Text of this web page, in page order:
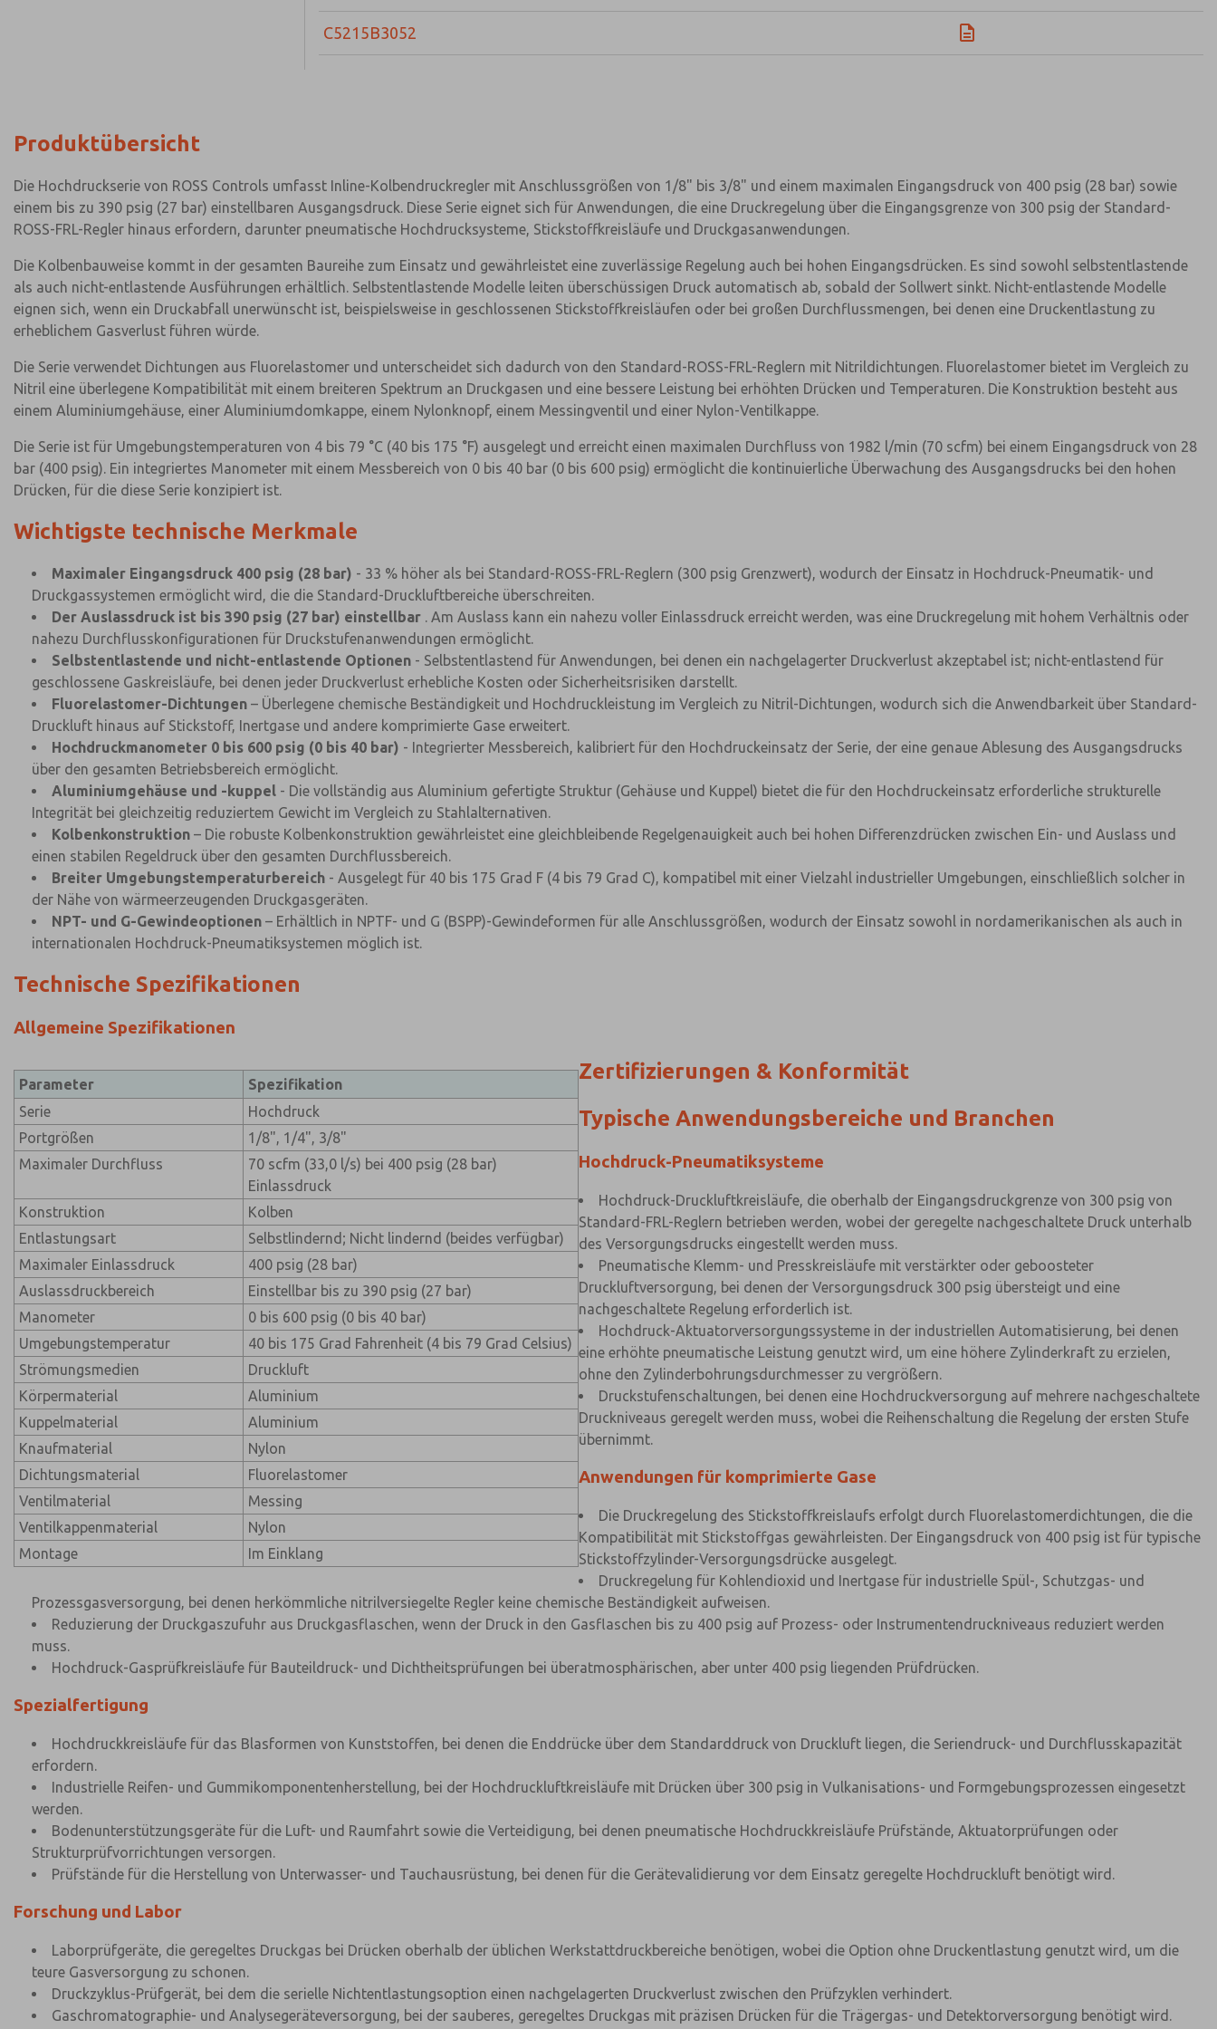
C5215B3052
Produktübersicht
Die Hochdruckserie von ROSS Controls umfasst Inline-Kolbendruckregler mit Anschlussgrößen von 1/8" bis 3/8" und einem maximalen Eingangsdruck von 400 psig (28 bar) sowie
einem bis zu 390 psig (27 bar) einstellbaren Ausgangsdruck. Diese Serie eignet sich für Anwendungen, die eine Druckregelung über die Eingangsgrenze von 300 psig der Standard-
ROSS-FRL-Regler hinaus erfordern, darunter pneumatische Hochdrucksysteme, Stickstoffkreisläufe und Druckgasanwendungen.
Die Kolbenbauweise kommt in der gesamten Baureihe zum Einsatz und gewährleistet eine zuverlässige Regelung auch bei hohen Eingangsdrücken. Es sind sowohl selbstentlastende
als auch nicht-entlastende Ausführungen erhältlich. Selbstentlastende Modelle leiten überschüssigen Druck automatisch ab, sobald der Sollwert sinkt. Nicht-entlastende Modelle
eignen sich, wenn ein Druckabfall unerwünscht ist, beispielsweise in geschlossenen Stickstoffkreisläufen oder bei großen Durchflussmengen, bei denen eine Druckentlastung zu
erheblichem Gasverlust führen würde.
Die Serie verwendet Dichtungen aus Fluorelastomer und unterscheidet sich dadurch von den Standard-ROSS-FRL-Reglern mit Nitrildichtungen. Fluorelastomer bietet im Vergleich zu
Nitril eine überlegene Kompatibilität mit einem breiteren Spektrum an Druckgasen und eine bessere Leistung bei erhöhten Drücken und Temperaturen. Die Konstruktion besteht aus
einem Aluminiumgehäuse, einer Aluminiumdomkappe, einem Nylonknopf, einem Messingventil und einer Nylon-Ventilkappe.
Die Serie ist für Umgebungstemperaturen von 4 bis 79 °C (40 bis 175 °F) ausgelegt und erreicht einen maximalen Durchfluss von 1982 l/min (70 scfm) bei einem Eingangsdruck von 28
bar (400 psig). Ein integriertes Manometer mit einem Messbereich von 0 bis 40 bar (0 bis 600 psig) ermöglicht die kontinuierliche Überwachung des Ausgangsdrucks bei den hohen
Drücken, für die diese Serie konzipiert ist.
Wichtigste technische Merkmale
Maximaler Eingangsdruck 400 psig (28 bar) - 33 % höher als bei Standard-ROSS-FRL-Reglern (300 psig Grenzwert), wodurch der Einsatz in Hochdruck-Pneumatik- und
Druckgassystemen ermöglicht wird, die die Standard-Druckluftbereiche überschreiten.
Der Auslassdruck ist bis 390 psig (27 bar) einstellbar . Am Auslass kann ein nahezu voller Einlassdruck erreicht werden, was eine Druckregelung mit hohem Verhältnis oder
nahezu Durchflusskonfigurationen für Druckstufenanwendungen ermöglicht.
Selbstentlastende und nicht-entlastende Optionen - Selbstentlastend für Anwendungen, bei denen ein nachgelagerter Druckverlust akzeptabel ist; nicht-entlastend für
geschlossene Gaskreisläufe, bei denen jeder Druckverlust erhebliche Kosten oder Sicherheitsrisiken darstellt.
Fluorelastomer-Dichtungen – Überlegene chemische Beständigkeit und Hochdruckleistung im Vergleich zu Nitril-Dichtungen, wodurch sich die Anwendbarkeit über Standard-
Druckluft hinaus auf Stickstoff, Inertgase und andere komprimierte Gase erweitert.
Hochdruckmanometer 0 bis 600 psig (0 bis 40 bar) - Integrierter Messbereich, kalibriert für den Hochdruckeinsatz der Serie, der eine genaue Ablesung des Ausgangsdrucks
über den gesamten Betriebsbereich ermöglicht.
Aluminiumgehäuse und -kuppel - Die vollständig aus Aluminium gefertigte Struktur (Gehäuse und Kuppel) bietet die für den Hochdruckeinsatz erforderliche strukturelle
Integrität bei gleichzeitig reduziertem Gewicht im Vergleich zu Stahlalternativen.
Kolbenkonstruktion – Die robuste Kolbenkonstruktion gewährleistet eine gleichbleibende Regelgenauigkeit auch bei hohen Differenzdrücken zwischen Ein- und Auslass und
einen stabilen Regeldruck über den gesamten Durchflussbereich.
Breiter Umgebungstemperaturbereich - Ausgelegt für 40 bis 175 Grad F (4 bis 79 Grad C), kompatibel mit einer Vielzahl industrieller Umgebungen, einschließlich solcher in
der Nähe von wärmeerzeugenden Druckgasgeräten.
NPT- und G-Gewindeoptionen – Erhältlich in NPTF- und G (BSPP)-Gewindeformen für alle Anschlussgrößen, wodurch der Einsatz sowohl in nordamerikanischen als auch in
internationalen Hochdruck-Pneumatiksystemen möglich ist.
Technische Spezifikationen
Allgemeine Spezifikationen
Parameter
Spezifikation
Serie
Hochdruck
Portgrößen
1/8", 1/4", 3/8"
Maximaler Durchfluss
70 scfm (33,0 l/s) bei 400 psig (28 bar)
Einlassdruck
Konstruktion
Kolben
Entlastungsart
Selbstlindernd; Nicht lindernd (beides verfügbar)
Maximaler Einlassdruck
400 psig (28 bar)
Auslassdruckbereich
Einstellbar bis zu 390 psig (27 bar)
Manometer
0 bis 600 psig (0 bis 40 bar)
Umgebungstemperatur
40 bis 175 Grad Fahrenheit (4 bis 79 Grad Celsius)
Strömungsmedien
Druckluft
Körpermaterial
Aluminium
Kuppelmaterial
Aluminium
Knaufmaterial
Nylon
Dichtungsmaterial
Fluorelastomer
Ventilmaterial
Messing
Ventilkappenmaterial
Nylon
Montage
Im Einklang
Zertifizierungen & Konformität
Typische Anwendungsbereiche und Branchen
Hochdruck-Pneumatiksysteme
Hochdruck-Druckluftkreisläufe, die oberhalb der Eingangsdruckgrenze von 300 psig von
Standard-FRL-Reglern betrieben werden, wobei der geregelte nachgeschaltete Druck unterhalb
des Versorgungsdrucks eingestellt werden muss.
Pneumatische Klemm- und Presskreisläufe mit verstärkter oder geboosteter
Druckluftversorgung, bei denen der Versorgungsdruck 300 psig übersteigt und eine
nachgeschaltete Regelung erforderlich ist.
Hochdruck-Aktuatorversorgungssysteme in der industriellen Automatisierung, bei denen
eine erhöhte pneumatische Leistung genutzt wird, um eine höhere Zylinderkraft zu erzielen,
ohne den Zylinderbohrungsdurchmesser zu vergrößern.
Druckstufenschaltungen, bei denen eine Hochdruckversorgung auf mehrere nachgeschaltete
Druckniveaus geregelt werden muss, wobei die Reihenschaltung die Regelung der ersten Stufe
übernimmt.
Anwendungen für komprimierte Gase
Die Druckregelung des Stickstoffkreislaufs erfolgt durch Fluorelastomerdichtungen, die die
Kompatibilität mit Stickstoffgas gewährleisten. Der Eingangsdruck von 400 psig ist für typische
Stickstoffzylinder-Versorgungsdrücke ausgelegt.
Druckregelung für Kohlendioxid und Inertgase für industrielle Spül-, Schutzgas- und
Prozessgasversorgung, bei denen herkömmliche nitrilversiegelte Regler keine chemische Beständigkeit aufweisen.
Reduzierung der Druckgaszufuhr aus Druckgasflaschen, wenn der Druck in den Gasflaschen bis zu 400 psig auf Prozess- oder Instrumentendruckniveaus reduziert werden
muss.
Hochdruck-Gasprüfkreisläufe für Bauteildruck- und Dichtheitsprüfungen bei überatmosphärischen, aber unter 400 psig liegenden Prüfdrücken.
Spezialfertigung
Hochdruckkreisläufe für das Blasformen von Kunststoffen, bei denen die Enddrücke über dem Standarddruck von Druckluft liegen, die Seriendruck- und Durchflusskapazität
erfordern.
Industrielle Reifen- und Gummikomponentenherstellung, bei der Hochdruckluftkreisläufe mit Drücken über 300 psig in Vulkanisations- und Formgebungsprozessen eingesetzt
werden.
Bodenunterstützungsgeräte für die Luft- und Raumfahrt sowie die Verteidigung, bei denen pneumatische Hochdruckkreisläufe Prüfstände, Aktuatorprüfungen oder
Strukturprüfvorrichtungen versorgen.
Prüfstände für die Herstellung von Unterwasser- und Tauchausrüstung, bei denen für die Gerätevalidierung vor dem Einsatz geregelte Hochdruckluft benötigt wird.
Forschung und Labor
Laborprüfgeräte, die geregeltes Druckgas bei Drücken oberhalb der üblichen Werkstattdruckbereiche benötigen, wobei die Option ohne Druckentlastung genutzt wird, um die
teure Gasversorgung zu schonen.
Druckzyklus-Prüfgerät, bei dem die serielle Nichtentlastungsoption einen nachgelagerten Druckverlust zwischen den Prüfzyklen verhindert.
Gaschromatographie- und Analysegeräteversorgung, bei der sauberes, geregeltes Druckgas mit präzisen Drücken für die Trägergas- und Detektorversorgung benötigt wird.
×